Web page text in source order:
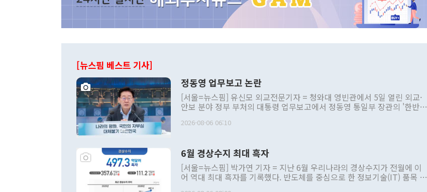
[뉴스핌 베스트 기사]
정동영 업무보고 논란
[서울=뉴스핌] 유신모 외교전문기자 = 청와대 영빈관에서 5일 열린 외교·
안보 분야 정부 부처의 대통령 업무보고에서 정동영 통일부 장관의 '한반도
발언 중에는 정부 내 조율을 거치지 않은 사안을 정책으로 추진하겠다고 공
주의적 희망에 근거한 비현실적 구상'이라는 비판을 내놨다. 그동안 정 장
관의 대북 정책 관련 발언이 물의를 빚은 적은 여러 번 있지만 대통령과 유
관 부처 장관이 공개적으로 부정적 입장을 표명한 것은 이례적이다. 정 장
관의 무리한 대북 접근법과 월권을 제어해야 한다는 목소리도 높아지고 있
2026-08-06 06:10
6월 경상수지 최대 흑자
[서울=뉴스핌] 박가연 기자 = 지난 6월 우리나라의 경상수지가 전월에 이
어 역대 최대 흑자를 기록했다. 반도체를 중심으로 한 정보기술(IT) 품목 수